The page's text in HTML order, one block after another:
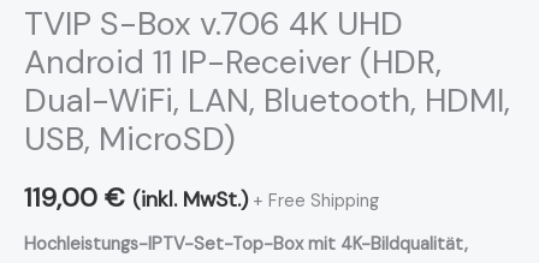
TVIP S-Box v.706 4K UHD
Android 11 IP-Receiver (HDR,
Dual-WiFi, LAN, Bluetooth, HDMI,
USB, MicroSD)
119,00 € (inkl. MwSt.) + Free Shipping
Hochleistungs-IPTV-Set-Top-Box mit 4K-Bildqualität,